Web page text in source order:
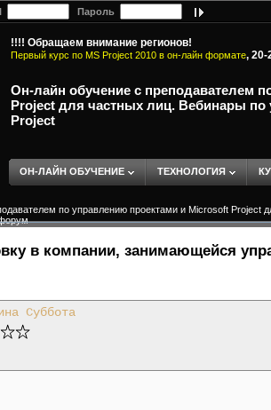
Пароль
!!!! Обращаем внимание регионов!
Первый курс по MS Project 2010 в он-лайн формате, 20-
Он-лайн обучение с преподавателем
Project для частных лиц. Вебинары
Project
ОН-ЛАЙН ОБУЧЕНИЕ ТЕХНОЛОГИЯ
по управлению проектами и Microsoft
в компании, занимающейся
Суббота